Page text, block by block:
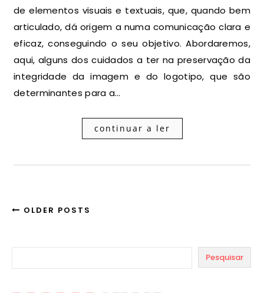
de elementos visuais e textuais, que, quando bem
articulado, dá origem a numa comunicação clara e
eficaz, conseguindo o seu objetivo. Abordaremos,
aqui, alguns dos cuidados a ter na preservação da
integridade da imagem e do logotipo, que são
determinantes para a…
continuar a ler
OLDER POSTS
Pesquisar